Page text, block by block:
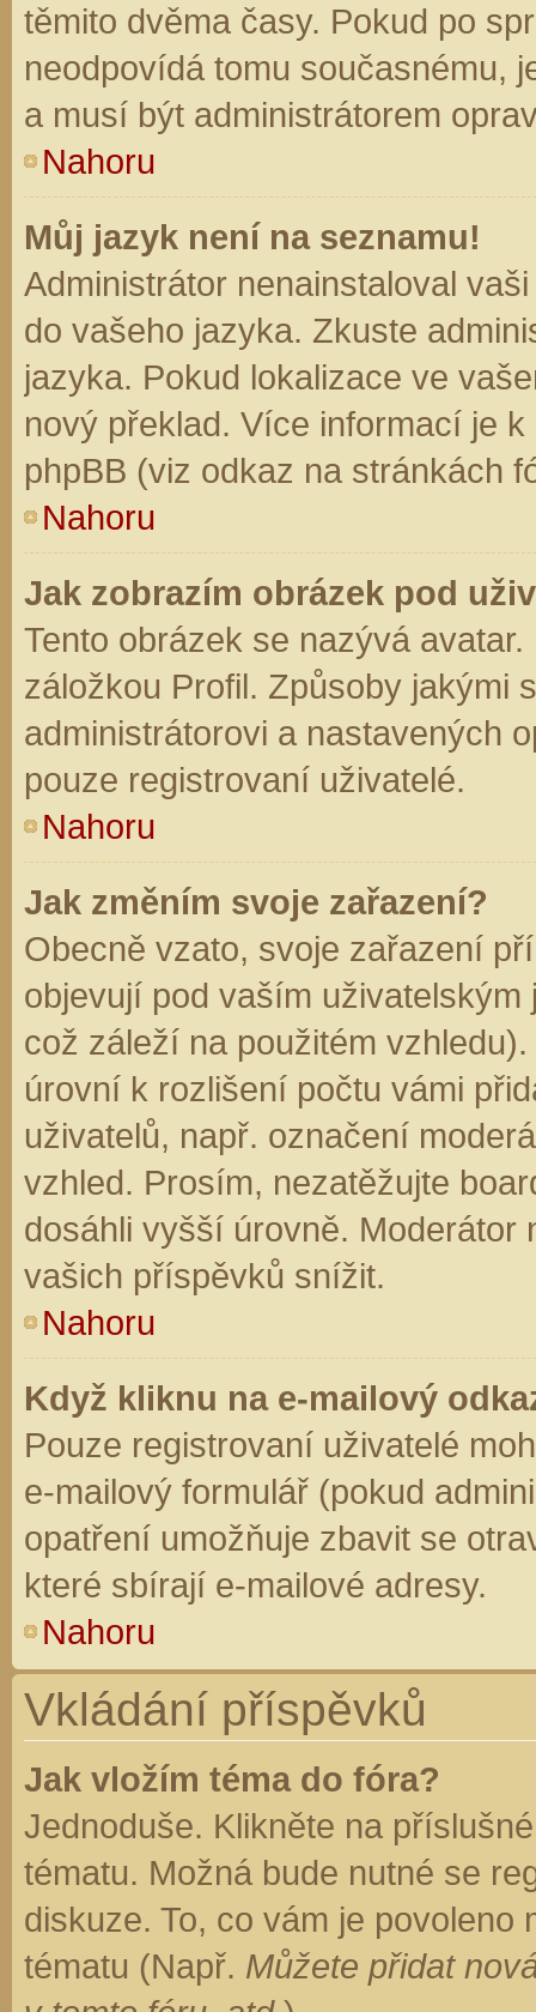
těmito dvěma časy. Pokud po
neodpovídá tomu současnému,
a musí být administrátorem
Nahoru
Můj jazyk není na seznamu!
Administrátor nenainstaloval
do vašeho jazyka. Zkuste
jazyka. Pokud lokalizace ve
nový překlad. Více informací je
phpBB (viz odkaz na stránkách
Nahoru
Jak zobrazím obrázek pod
Tento obrázek se nazývá
záložkou Profil. Způsoby jakými
administrátorovi a nastavených
pouze registrovaní uživatelé.
Nahoru
Jak změním svoje zařazení?
Obecně vzato, svoje zařazení
objevují pod vaším
což záleží na použitém
úrovní k rozlišení počtu vámi
uživatelů, např. označení
vzhled. Prosím, nezatěžujte
dosáhli vyšší úrovně. Moderátor
vašich příspěvků snížit.
Nahoru
Když kliknu na e-mailový
Pouze registrovaní uživatelé
e-mailový formulář (pokud
opatření umožňuje zbavit se
které sbírají e-mailové adresy.
Nahoru
Vkládání příspěvků
Jak vložím téma do fóra?
Jednoduše. Klikněte na
tématu. Možná bude nutné se
diskuze. To, co vám je
tématu (Např. Můžete přidat